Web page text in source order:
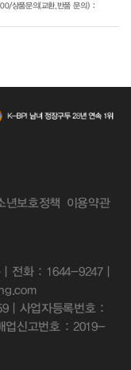
상품문의(교환,반품 문의) :
년보호정책 이용약관
| 전화 : 1644-9247 |
| 사업자등록번호 :
업신고번호 : 2019-